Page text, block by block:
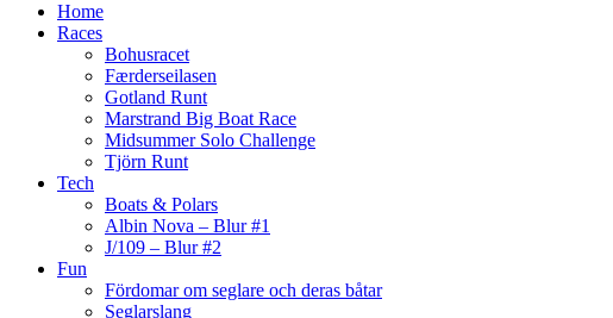
Home
Races
Bohusracet
Færderseilasen
Gotland Runt
Marstrand Big Boat Race
Midsummer Solo Challenge
Tjörn Runt
Tech
Boats & Polars
Albin Nova – Blur #1
J/109 – Blur #2
Fun
Fördomar om seglare och deras båtar
Seglarslang